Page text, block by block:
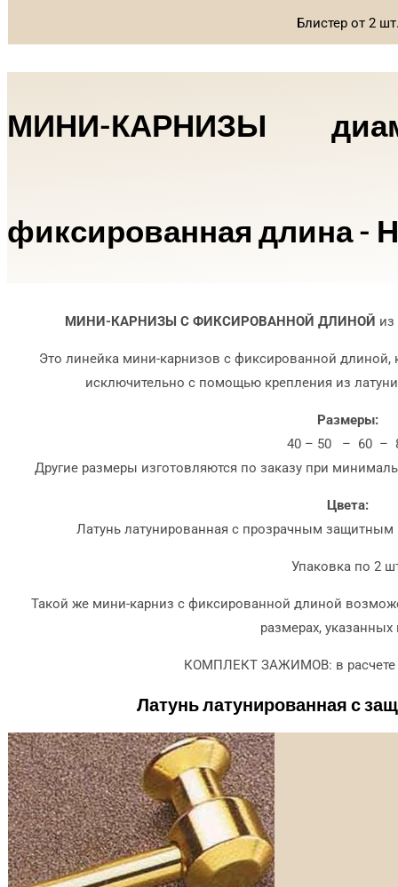
Блистер от 2
МИНИ-КАРНИЗЫ
фиксированная длина
МИНИ-КАРНИЗЫ С ФИКСИРОВАННОЙ ДЛИНОЙ
Это линейка мини-карнизов с фиксированной длиной,
исключительно с помощью крепления из
Размеры:
40 – 50 – 60 –
Другие размеры изготовляются по заказу при
Цвета:
Латунь латунированная с прозрачным
Упаковка по 2
Такой же мини-карниз с фиксированной длиной
размерах,
КОМПЛЕКТ ЗАЖИМОВ: в расчете
Латунь латунированная с